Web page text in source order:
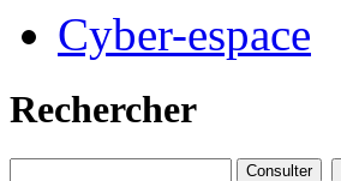
Cyber-espace
Rechercher